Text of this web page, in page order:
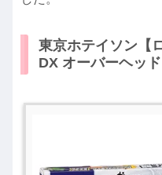
東京ホテイソン【
DX オーバーヘッド